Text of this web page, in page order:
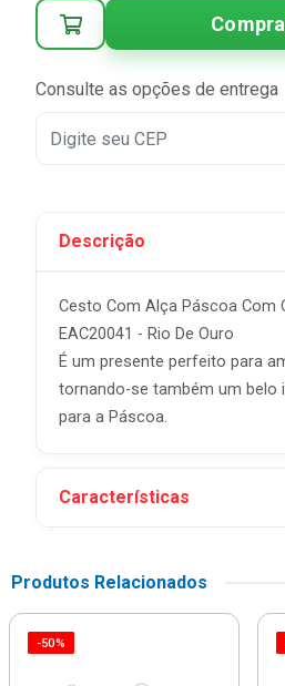
Consulte as opções de entrega
Descrição
Cesto Com Alça Páscoa Com
EAC20041 - Rio De Ouro
É um presente perfeito para
tornando-se também um belo
para a Páscoa.
Características
Produtos Relacionados
-50%